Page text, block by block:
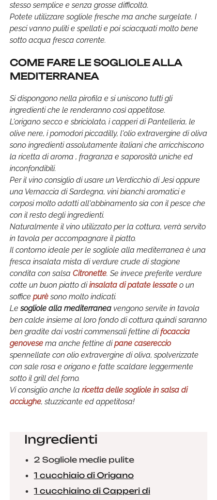
stesso semplice e senza grosse difficoltà.
Potete utilizzare sogliole fresche ma anche surgelate. I
pesci vanno puliti e spellati e poi sciacquati molto bene
sotto acqua fresca corrente.
COME FARE LE SOGLIOLE ALLA
MEDITERRANEA
Si dispongono nella pirofila e si uniscono tutti gli
ingredienti che le renderanno così appetitose.
L'origano secco e sbriciolato, i capperi di Pantelleria, le
olive nere, i pomodori piccadilly, l'olio extravergine di oliva
sono ingredienti assolutamente italiani che arricchiscono
la ricetta di aroma , fragranza e saporosità uniche ed
inconfondibili.
Per il vino consiglio di usare un Verdicchio di Jesi oppure
una Vernaccia di Sardegna, vini bianchi aromatici e
corposi molto adatti all'abbinamento sia con il pesce che
con il resto degli ingredienti.
Naturalmente il vino utilizzato per la cottura, verrà servito
in tavola per accompagnare il piatto.
Il contorno ideale per le sogliole alla mediterranea è una
fresca insalata mista di verdure crude di stagione
condita con salsa Citronette. Se invece preferite verdure
cotte un buon piatto diinsalata di patate lessate o un
soffice purèsono molto indicati.
Lesogliole alla mediterranea vengono servite in tavola
ben calde insieme al loro fondo di cottura quindi saranno
ben gradite dai vostri commensali fettine difocaccia
genovese ma anche fettine dipane casereccio
spennellate con olio extravergine di oliva, spolverizzate
con sale rosa e origano e fatte scaldare leggermente
sotto il grill del forno.
Vi consiglio anche la ricetta delle sogliole in salsa di
acciughe, stuzzicante ed appetitosa!
Ingredienti
2 Sogliole medie pulite
1 cucchiaio di Origano
1 cucchiaino di Capperi di